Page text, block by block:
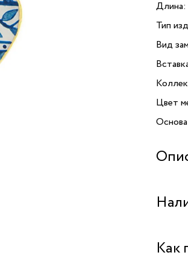
Длина:
Тип
Вид
Цвет
Бутик
Как